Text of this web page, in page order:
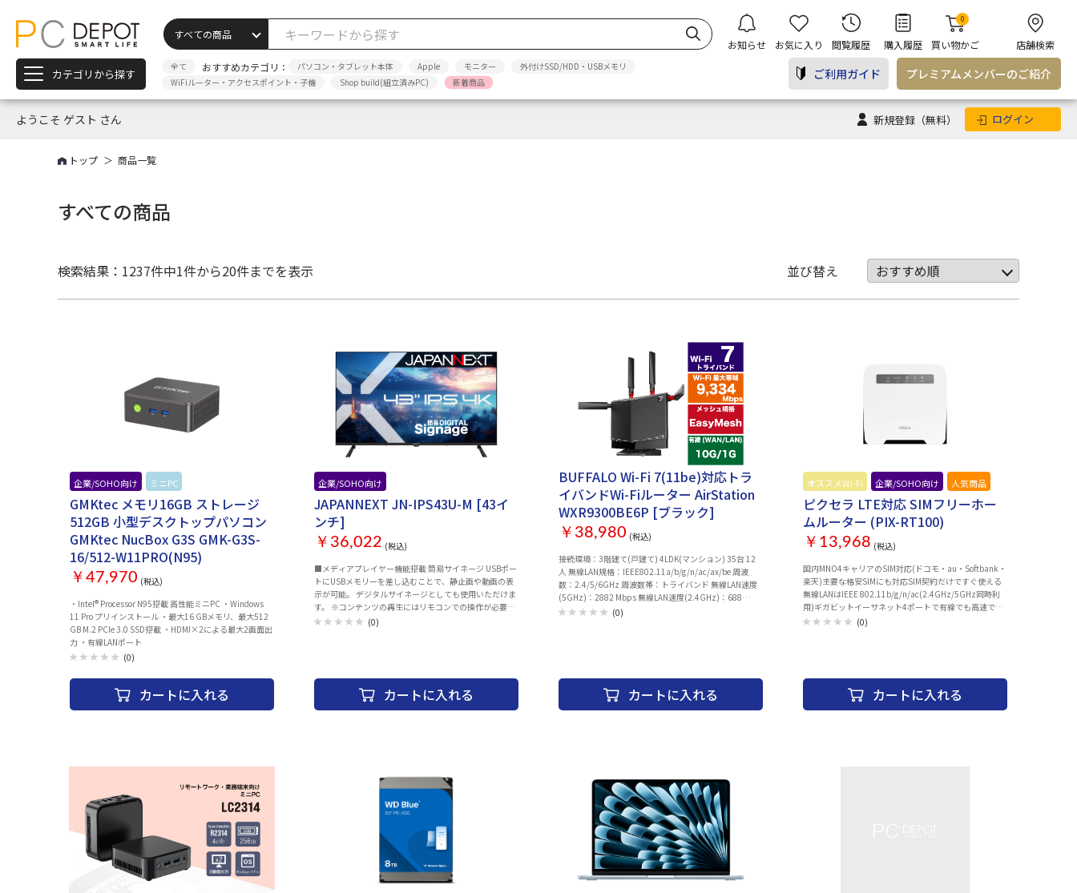
お知らせ お気に入り 閲覧履歴 購入履歴 買い物かご
0
店舗検索
カテゴリから探す 全て おすすめカテゴリ： パソコン・タブレット本体 Apple モニター
外付けSSD/HDD・USBメモリ
WiFiルーター・アクセスポイント・子機
Shop build(組立済みPC) 新着商品
ご利用ガイド プレミアム メンバーのご紹介
ようこそ ゲスト さん 新規登録 （無料） ログイン
トップ 商品一覧
すべての商品
検索結果：1237件中1件から20件までを表示 並び替え
企業/SOHO向け ミニPC
GMKtec メモリ16GB ストレージ
512GB 小型デスクトップパソコン
GMKtec NucBox G3S GMK-G3S-
16/512-W11PRO(N95)
￥47,970 (税込)
・Intel® Processor N95搭載 高性能ミニPC ・Windows
11 Pro プリインストール ・最大16 GBメモリ、最大512
GB M.2 PCIe 3.0 SSD搭載 ・HDMI×2による最大2画面出
力 ・有線LANポート
(0)
カートに入れる
企業/SOHO向け
JAPANNEXT JN-IPS43U-M [43イ
ンチ]
￥36,022 (税込)
■メディアプレイヤー機能搭載 筒易サイネージ USBポー
トにUSBメモリーを差し込むことで、静止画や動画の表
示が可能。 デジタルサイネージとしても使用いただけま
す。 ※コンテンツの再生にはリモコンでの操作が必要で
す。自動再生機能には対応しておりません。 ■4K UHD
り、斜めから見ても色やコントラスト変化がおきにくい
鮮明な画像を映し出します。 ■リアルに迫った色鮮やか
な映像体験 HDR(ハイダイナミックレンジ)対応モニター
可能。現実に近い究極の映像をお楽しみください。
※HDR機能を有効にするには、接続機器やコンテンツが
HDRに対応している必要があります。 ■フレームレスデ
ザイン 大型ながらベゼル幅はわずか1mm液晶非表示幅
は6mm。 美しいフレームレスデザインモデルです。 ■
スピーカー搭載 8W×2のステレオスピーカーを搭載して
いるので買ってすぐに映画や音楽を楽しめます。 ■VESA
マウント規格対応 200×200mm スタンドを取り外して
壁掛け金物やスタンドへ取り付け可能です。 ■充実のイ
(0)
カートに入れる
BUFFALO Wi-Fi 7(11be)対応トラ
イバンドWi-Fiルーター AirStation
WXR9300BE6P [ブラック]
￥38,980 (税込)
接続環境：3階建て(戸建て) 4LDK(マンション) 35台 12
人 無線LAN規格：IEEE802.11a/b/g/n/ac/ax/be 周波
数：2.4/5/6GHz 周波数帯：トライバンド 無線LAN速度
(5GHz)：2882 Mbps 無線LAN速度(2.4GHz)：688
Mbps アンテナ数：6GHz専用アンテナ：2本、
ング：○ MU-MIMO：○ MIMO：○ 中継機能：○ バンド
ステアリング：○ 電波干渉回避：○ DFS：○ NAS：USB
端子x1 メッシュWi-Fi：○ VPN：○ VPNパススルー：○
(0)
カートに入れる
オススメWi-Fi 企業/SOHO向け 人気商品
ピクセラ LTE対応 SIMフリーホー
ムルーター (PIX-RT100)
￥13,968 (税込)
国内MNO4キャリアのSIM対応(ドコモ・au・Softbank・
楽天)主要な格安SIMにも対応SIM契約だけですぐ使える
無線LANはIEEE 802.11b/g/n/ac(2.4GHz/5GHz同時利
用)ギガビットイーサネット4ポートで有線でも高速で利
用可能16デバイスとWi-Fi同時接続
(0)
カートに入れる